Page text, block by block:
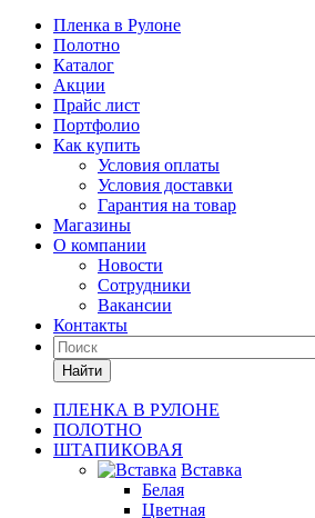
Пленка в Рулоне
Полотно
Каталог
Акции
Прайс лист
Портфолио
Как купить
Условия оплаты
Условия доставки
Гарантия на товар
Магазины
О компании
Новости
Сотрудники
Вакансии
Контакты
Найти
ПЛЕНКА В РУЛОНЕ
ПОЛОТНО
ШТАПИКОВАЯ
Вставка
Белая
Цветная